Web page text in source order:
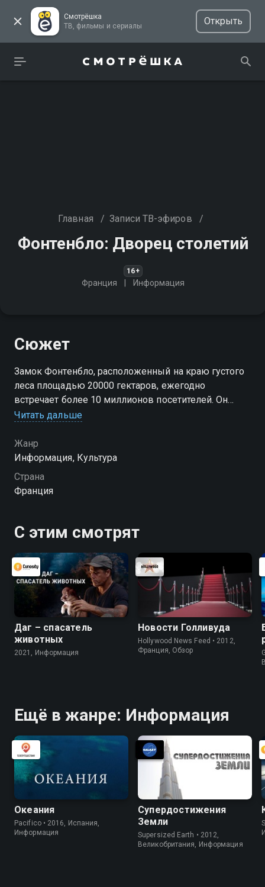
Смотрёшка
ТВ, фильмы и сериалы
Открыть
Главная / Записи ТВ-эфиров /
Фонтенбло: Дворец столетий
16+
Франция Информация
Сюжет
Замок Фонтенбло, расположенный на краю густого
леса площадью 20000 гектаров, ежегодно
встречает более 10 миллионов посетителей. Он
является одним из самых величественных дворцов
Читать дальше
Жанр
Информация, Культура
Страна
Франция
С этим смотрят
Даг – спасатель
животных
2021, Информация
Новости Голливуда
Hollywood News Feed • 2012,
Франция, Обзор
Ещё в жанре: Информация
Океания
Pacifico • 2016, Испания,
Информация
Супердостижения
Земли
Supersized Earth • 2012,
Великобритания, Информация